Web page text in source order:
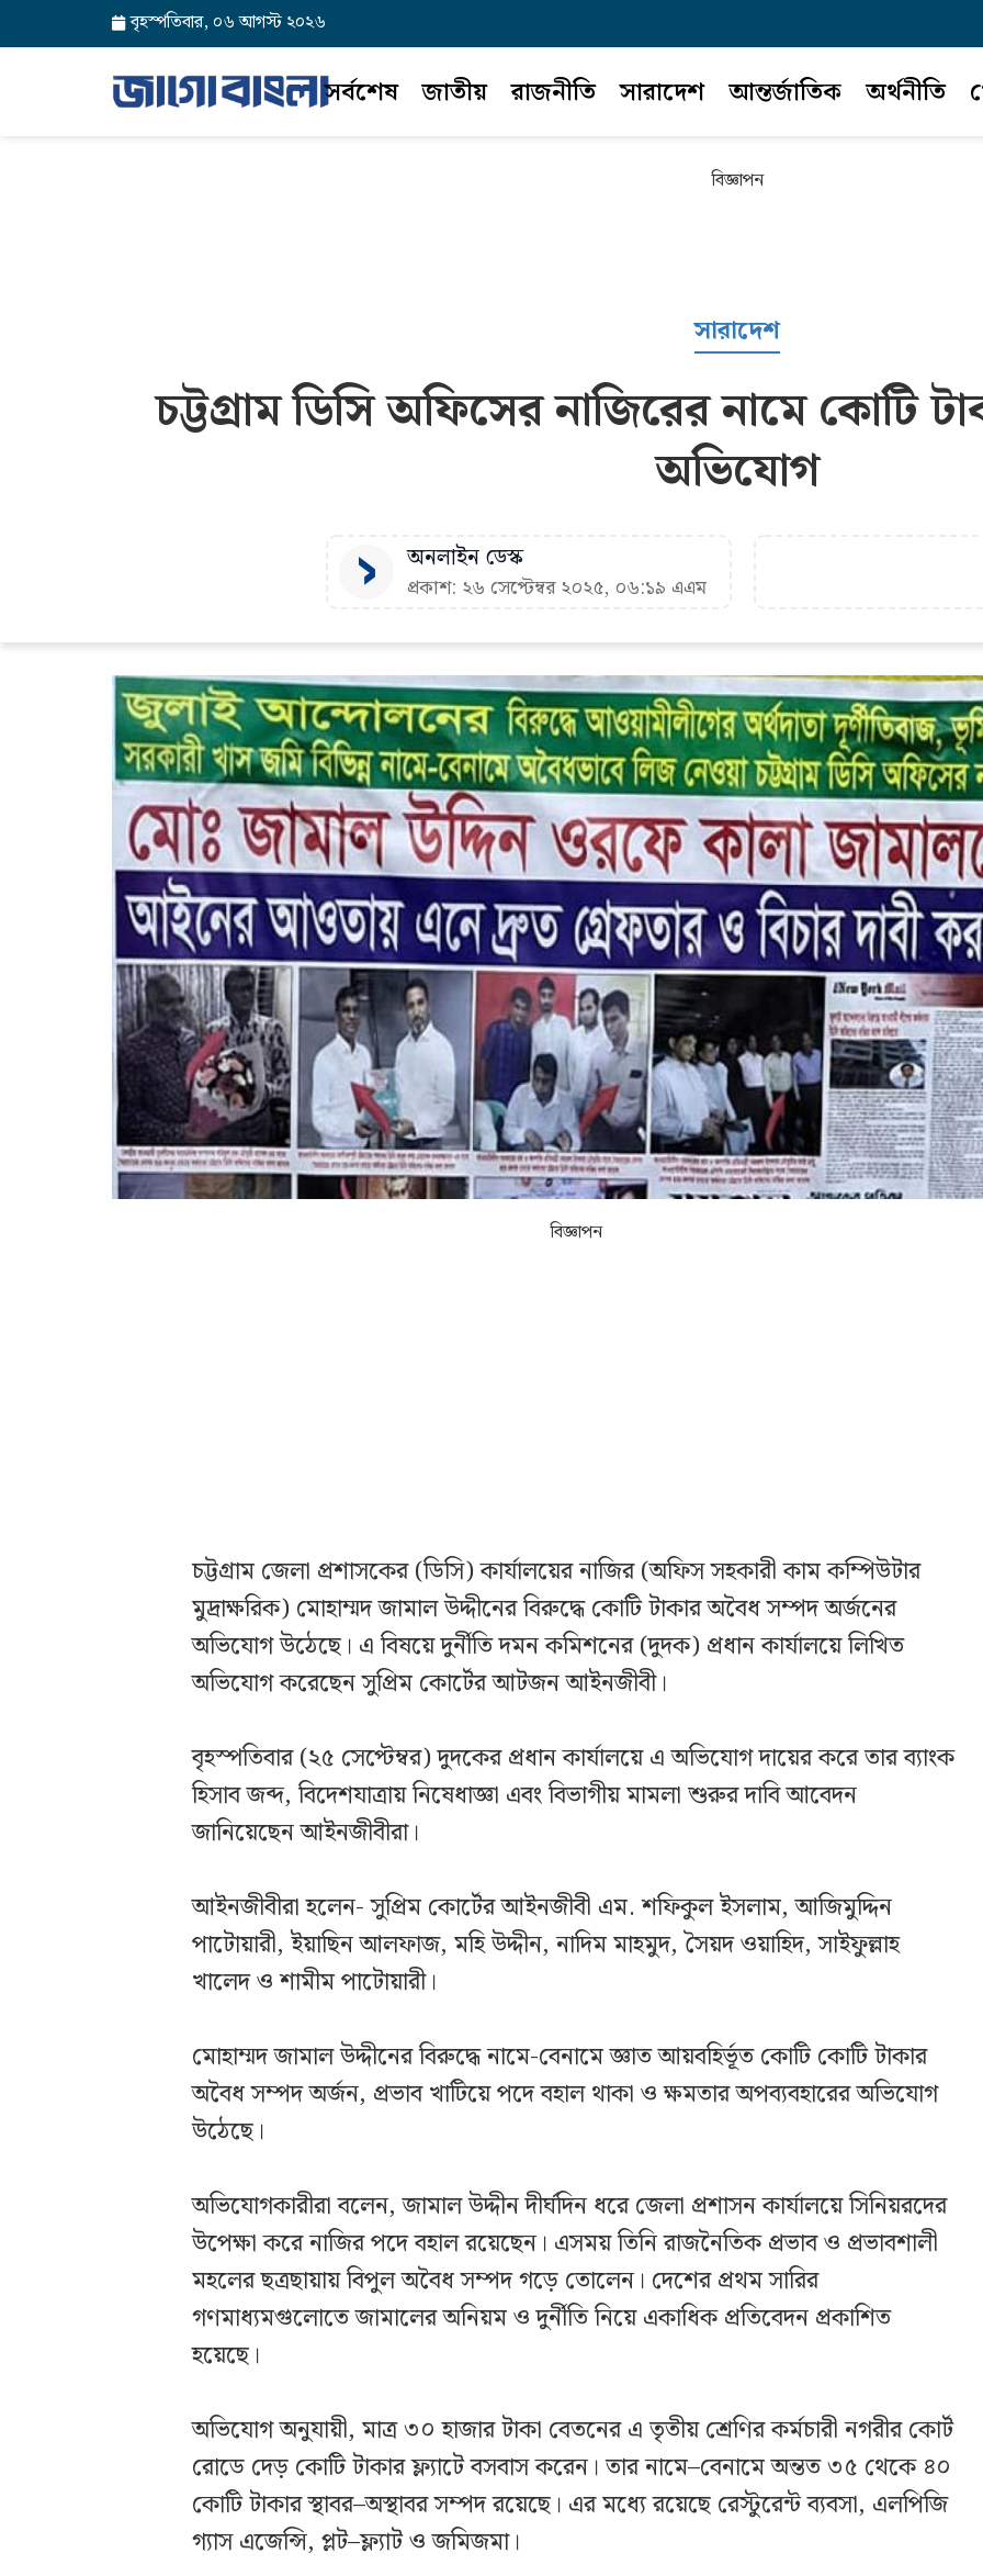
বৃহস্পতিবার, ০৬ আগস্ট ২০২৬
সর্বশেষ জাতীয় রাজনীতি সারাদেশ আন্তর্জাতিক অর্থনীতি
বিজ্ঞাপন
সারাদেশ
চট্টগ্রাম ডিসি অফিসের নাজিরের নামে কোটি
অভিযোগ
অনলাইন ডেস্ক
প্রকাশ: ২৬ সেপ্টেম্বর ২০২৫, ০৬:১৯ এএম
বিজ্ঞাপন
চট্টগ্রাম জেলা প্রশাসকের (ডিসি) কার্যালয়ের নাজির (অফিস সহকারী কাম কম্পিউটার
মুদ্রাক্ষরিক) মোহাম্মদ জামাল উদ্দীনের বিরুদ্ধে কোটি টাকার অবৈধ সম্পদ অর্জনের
অভিযোগ উঠেছে। এ বিষয়ে দুর্নীতি দমন কমিশনের (দুদক) প্রধান কার্যালয়ে লিখিত
অভিযোগ করেছেন সুপ্রিম কোর্টের আটজন আইনজীবী।
বৃহস্পতিবার (২৫ সেপ্টেম্বর) দুদকের প্রধান কার্যালয়ে এ অভিযোগ দায়ের করে তার ব্যাংক
হিসাব জব্দ, বিদেশযাত্রায় নিষেধাজ্ঞা এবং বিভাগীয় মামলা শুরুর দাবি আবেদন
জানিয়েছেন আইনজীবীরা।
আইনজীবীরা হলেন- সুপ্রিম কোর্টের আইনজীবী এম. শফিকুল ইসলাম, আজিমুদ্দিন
পাটোয়ারী, ইয়াছিন আলফাজ, মহি উদ্দীন, নাদিম মাহমুদ, সৈয়দ ওয়াহিদ, সাইফুল্লাহ
খালেদ ও শামীম পাটোয়ারী।
মোহাম্মদ জামাল উদ্দীনের বিরুদ্ধে নামে-বেনামে জ্ঞাত আয়বহির্ভূত কোটি কোটি টাকার
অবৈধ সম্পদ অর্জন, প্রভাব খাটিয়ে পদে বহাল থাকা ও ক্ষমতার অপব্যবহারের অভিযোগ
উঠেছে।
অভিযোগকারীরা বলেন, জামাল উদ্দীন দীর্ঘদিন ধরে জেলা প্রশাসন কার্যালয়ে সিনিয়রদের
উপেক্ষা করে নাজির পদে বহাল রয়েছেন। এসময় তিনি রাজনৈতিক প্রভাব ও প্রভাবশালী
মহলের ছত্রছায়ায় বিপুল অবৈধ সম্পদ গড়ে তোলেন। দেশের প্রথম সারির
গণমাধ্যমগুলোতে জামালের অনিয়ম ও দুর্নীতি নিয়ে একাধিক প্রতিবেদন প্রকাশিত
হয়েছে।
অভিযোগ অনুযায়ী, মাত্র ৩০ হাজার টাকা বেতনের এ তৃতীয় শ্রেণির কর্মচারী নগরীর কোর্ট
রোডে দেড় কোটি টাকার ফ্ল্যাটে বসবাস করেন। তার নামে–বেনামে অন্তত ৩৫ থেকে ৪০
কোটি টাকার স্থাবর–অস্থাবর সম্পদ রয়েছে। এর মধ্যে রয়েছে রেস্টুরেন্ট ব্যবসা, এলপিজি
গ্যাস এজেন্সি, প্লট–ফ্ল্যাট ও জমিজমা।